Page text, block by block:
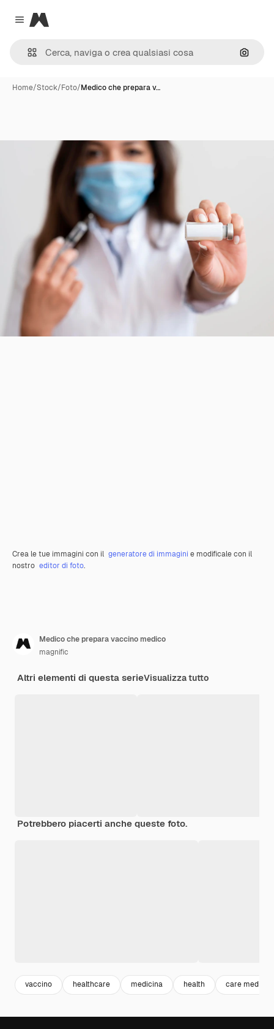
Close menu
Magnific
Cerca
Home/Stock/Foto/Medico che prepara v…
Crea le tue immagini con il generatore di immagini e modificale con il
nostro editor di foto.
Medico che prepara vaccino medico
magnific
Altri elementi di questa serieVisualizza tutto
Potrebbero piacerti anche queste foto.
vaccino healthcare medicina health care medical